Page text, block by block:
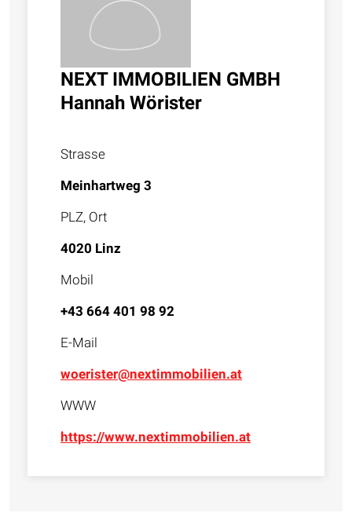
NEXT IMMOBILIEN GMBH
Hannah Wörister
Strasse
Meinhartweg 3
PLZ, Ort
4020 Linz
Mobil
+43 664 401 98 92
E-Mail
woerister@nextimmobilien.at
WWW
https://www.nextimmobilien.at